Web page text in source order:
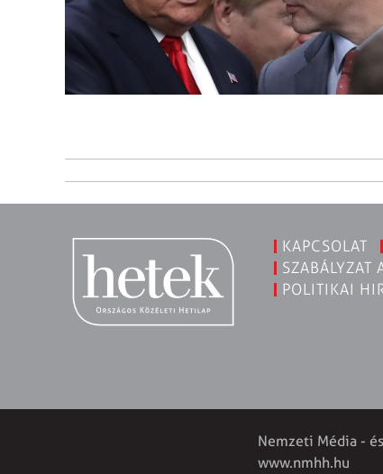
KAPCSOLAT
SZABÁLYZAT
POLITIKAI
Nemzeti Média -
www.nmhh.hu